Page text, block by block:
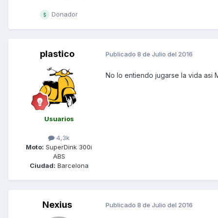
Donador
plastico
Usuarios
4,3k
Moto: SuperDink 300i
ABS
Ciudad: Barcelona
Publicado 8 de Julio del 2016
No lo entiendo jugarse la vida asi
Nexius Publicado 8 de Julio del 2016